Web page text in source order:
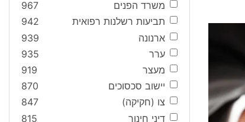
משרד הפנים
967
תביעות רשלנות רפואית
942
ארנונה
939
ערר
935
מעצר
919
יישוב סכסוכים
870
צו (חקיקה)
847
דיני חינוך
815